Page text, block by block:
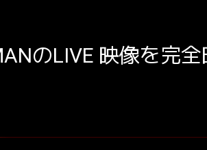
のLIVE 映像を完全